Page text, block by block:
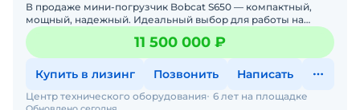
В продаже мини-погрузчик Bobcat S650 — компактный,
мощный, надежный. Идеальный выбор для работы на
стройке, в коммунальном хозяйстве, на складах и фермах.
Бобке
11 500 000 ₽
Купить в лизинг Позвонить Написать
Центр технического оборудования 6 лет на площадке